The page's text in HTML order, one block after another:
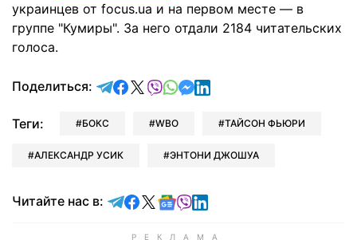
украинцев от focus.ua и на первом месте — в
группе "Кумиры". За него отдали 2184 читательских
голоса.
Поделиться: отправить в Telegram
поделиться в Facebook
поделиться в X
отправить в Viber
отправить в Whatsapp
отправить в Messenger
отправить в LinkedIn
Теги: БОКС WBO ТАЙСОН ФЬЮРИ
АЛЕКСАНДР УСИК ЭНТОНИ ДЖОШУА
Читайте нас в: Читайте в Telegram
Читайте в Facebook
Читайте в X
Читайте в Google news
Читайте в Viber
Читайте в LinkedIn